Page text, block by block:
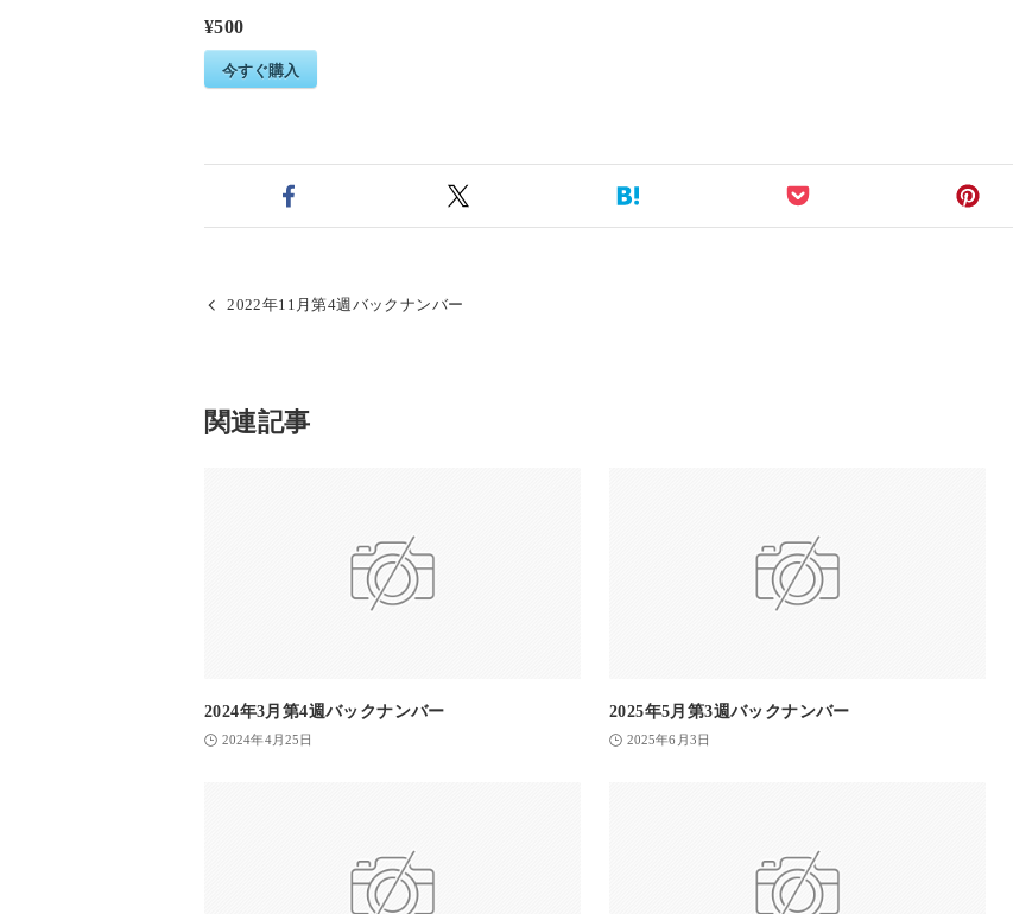
¥500
今すぐ購入
2022年11月第4週バックナンバー
関連記事
2024年3月第4週バックナンバー
2024年4月25日
2025年5月第3週バックナンバー
2025年6月3日